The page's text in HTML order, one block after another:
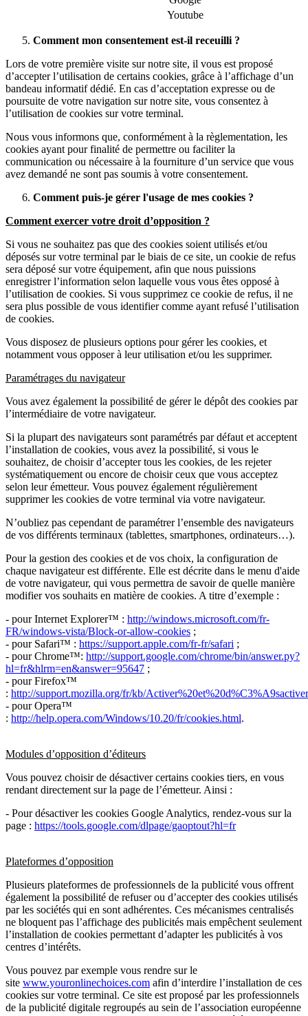
Youtube
Comment mon consentement est-il receuilli ?
Lors de votre première visite sur notre site, il vous est proposé
d’accepter l’utilisation de certains cookies, grâce à l’affichage d’un
bandeau informatif dédié. En cas d’acceptation expresse ou de
poursuite de votre navigation sur notre site, vous consentez à
l’utilisation de cookies sur votre terminal.
Nous vous informons que, conformément à la règlementation, les
cookies ayant pour finalité de permettre ou faciliter la
communication ou nécessaire à la fourniture d’un service que vous
avez demandé ne sont pas soumis à votre consentement.
Comment puis-je gérer l'usage de mes cookies ?
Comment exercer votre droit d’opposition ?
Si vous ne souhaitez pas que des cookies soient utilisés et/ou
déposés sur votre terminal par le biais de ce site, un cookie de refus
sera déposé sur votre équipement, afin que nous puissions
enregistrer l’information selon laquelle vous vous êtes opposé à
l’utilisation de cookies. Si vous supprimez ce cookie de refus, il ne
sera plus possible de vous identifier comme ayant refusé l’utilisation
de cookies.
Vous disposez de plusieurs options pour gérer les cookies, et
notamment vous opposer à leur utilisation et/ou les supprimer.
Paramétrages du navigateur
Vous avez également la possibilité de gérer le dépôt des cookies par
l’intermédiaire de votre navigateur.
Si la plupart des navigateurs sont paramétrés par défaut et acceptent
l’installation de cookies, vous avez la possibilité, si vous le
souhaitez, de choisir d’accepter tous les cookies, de les rejeter
systématiquement ou encore de choisir ceux que vous acceptez
selon leur émetteur. Vous pouvez également régulièrement
supprimer les cookies de votre terminal via votre navigateur.
N’oubliez pas cependant de paramétrer l’ensemble des navigateurs
de vos différents terminaux (tablettes, smartphones, ordinateurs…).
Pour la gestion des cookies et de vos choix, la configuration de
chaque navigateur est différente. Elle est décrite dans le menu d'aide
de votre navigateur, qui vous permettra de savoir de quelle manière
modifier vos souhaits en matière de cookies. A titre d’exemple :
- pour Internet Explorer™ : http://windows.microsoft.com/fr-
FR/windows-vista/Block-or-allow-cookies ;
- pour Safari™ : https://support.apple.com/fr-fr/safari ;
- pour Chrome™: http://support.google.com/chrome/bin/answer.py?
hl=fr&hlrm=en&answer=95647 ;
- pour Firefox™
: http://support.mozilla.org/fr/kb/
- pour Opera™
: http://help.opera.com/Windows/10.20/fr/cookies.html.
Modules d’opposition d’éditeurs
Vous pouvez choisir de désactiver certains cookies tiers, en vous
rendant directement sur la page de l’émetteur. Ainsi :
- Pour désactiver les cookies Google Analytics, rendez-vous sur la
page : https://tools.google.com/dlpage/gaoptout?hl=fr
Plateformes d’opposition
Plusieurs plateformes de professionnels de la publicité vous offrent
également la possibilité de refuser ou d’accepter des cookies utilisés
par les sociétés qui en sont adhérentes. Ces mécanismes centralisés
ne bloquent pas l’affichage des publicités mais empêchent seulement
l’installation de cookies permettant d’adapter les publicités à vos
centres d’intérêts.
Vous pouvez par exemple vous rendre sur le
site www.youronlinechoices.com afin d’interdire l’installation de ces
cookies sur votre terminal. Ce site est proposé par les professionnels
de la publicité digitale regroupés au sein de l’association européenne